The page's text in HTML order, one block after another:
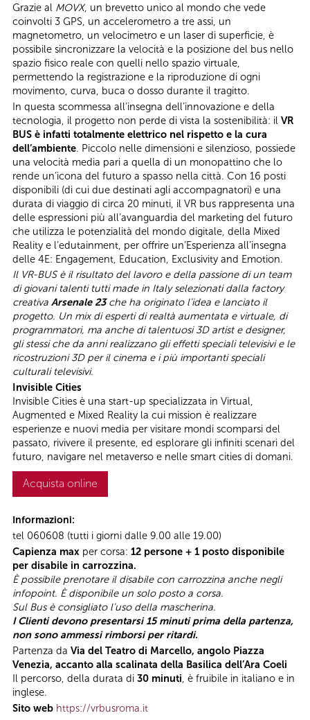
Grazie al MOVX, un brevetto unico al mondo che vede
coinvolti 3 GPS, un accelerometro a tre assi, un
magnetometro, un velocimetro e un laser di superficie, è
possibile sincronizzare la velocità e la posizione del bus nello
spazio fisico reale con quelli nello spazio virtuale,
permettendo la registrazione e la riproduzione di ogni
movimento, curva, buca o dosso durante il tragitto.
In questa scommessa all’insegna dell’innovazione e della
tecnologia, il progetto non perde di vista la sostenibilità: il VR
BUS è infatti totalmente elettrico nel rispetto e la cura
dell’ambiente. Piccolo nelle dimensioni e silenzioso, possiede
una velocità media pari a quella di un monopattino che lo
rende un’icona del futuro a spasso nella città. Con 16 posti
disponibili (di cui due destinati agli accompagnatori) e una
durata di viaggio di circa 20 minuti, il VR bus rappresenta una
delle espressioni più all’avanguardia del marketing del futuro
che utilizza le potenzialità del mondo digitale, della Mixed
Reality e l’edutainment, per offrire un’Esperienza all’insegna
delle 4E: Engagement, Education, Exclusivity and Emotion.
Il VR-BUS è il risultato del lavoro e della passione di un team
di giovani talenti tutti made in Italy selezionati dalla factory
creativa Arsenale 23che ha originato l’idea e lanciato il
progetto. Un mix di esperti di realtà aumentata e virtuale, di
programmatori, ma anche di talentuosi 3D artist e designer,
gli stessi che da anni realizzano gli effetti speciali televisivi e le
ricostruzioni 3D per il cinema e i più importanti speciali
culturali televisivi.
Invisible Cities
Invisible Cities è una start-up specializzata in Virtual,
Augmented e Mixed Reality la cui mission è realizzare
esperienze e nuovi media per visitare mondi scomparsi del
passato, rivivere il presente, ed esplorare gli infiniti scenari del
futuro, navigare nel metaverso e nelle smart cities di domani.
Acquista online
Informazioni:
tel 060608 (tutti i giorni dalle 9.00 alle 19.00)
Capienza max per corsa: 12 persone + 1 posto disponibile
per disabile in carrozzina.
È possibile prenotare il disabile con carrozzina anche negli
infopoint. È disponibile un solo posto a corsa.
Sul Bus è consigliato l’uso della mascherina.
I Clienti devono presentarsi 15 minuti prima della partenza,
non sono ammessi rimborsi per ritardi.
Partenza da Via del Teatro di Marcello, angolo Piazza
Venezia, accanto alla scalinata della Basilica dell’Ara Coeli
Il percorso, della durata di 30 minuti, è fruibile in italiano e in
inglese.
Sito web https://vrbusroma.it